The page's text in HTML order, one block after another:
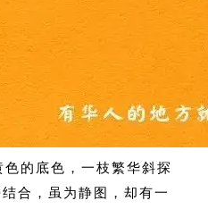
色的底色，一枝繁华斜探
合，虽为静图，却有一